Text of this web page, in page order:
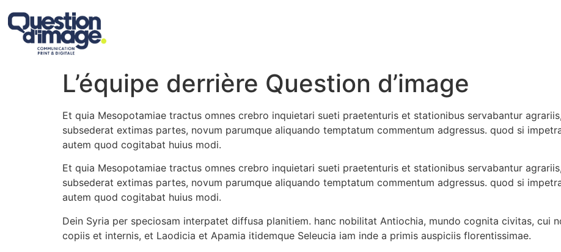
L’équipe derrière Question d’image
Et quia Mesopotamiae tractus omnes crebro inquietari sueti praetenturis et stationibus servabantur
subsederat extimas partes, novum parumque aliquando temptatum commentum adgressus. quod si
autem quod cogitabat huius modi.
Et quia Mesopotamiae tractus omnes crebro inquietari sueti praetenturis et stationibus servabantur
subsederat extimas partes, novum parumque aliquando temptatum commentum adgressus. quod si
autem quod cogitabat huius modi.
Dein Syria per speciosam interpatet diffusa planitiem. hanc nobilitat Antiochia, mundo cognita civitas, cui
copiis et internis, et Laodicia et Apamia itidemque Seleucia iam inde a primis auspiciis florentissimae.